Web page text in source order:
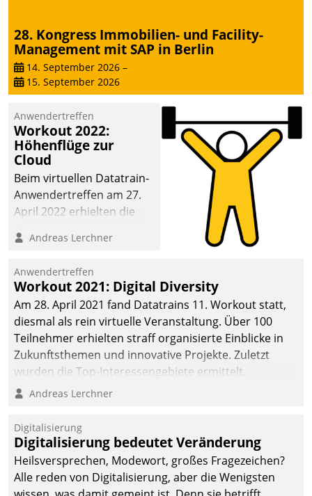
28. Kongress Immobilien- und Facility-
Management mit SAP in Berlin
14. September 2026 –
15. September 2026
Anwendertreffen
Workout 2022:
Höhenflüge zur
Cloud
Beim virtuellen Datatrain-
Anwendertreffen am 27.
April 2022 erhielten die
Teilnehmer kurzweilige
Cloud-Strategien und -
Lösungen mit hohem
Zukunftspotenzial.
Andreas Lerchner
Anwendertreffen
Workout 2021: Digital Diversity
Am 28. April 2021 fand Datatrains 11. Workout statt,
diesmal als rein virtuelle Veranstaltung. Über 100
Teilnehmer erhielten straff organisierte Einblicke in
Zukunftsthemen und innovative Projekte. Zuletzt
wurden die Top-Interessengebiete ermittelt.
Andreas Lerchner
Digitalisierung
Digitalisierung bedeutet Veränderung
Heilsversprechen, Modewort, großes Fragezeichen?
Alle reden von Digitalisierung, aber die Wenigsten